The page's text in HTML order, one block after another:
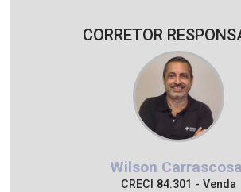
CORRETOR
Wilson Carrascosa
CRECI 84.301 - Venda